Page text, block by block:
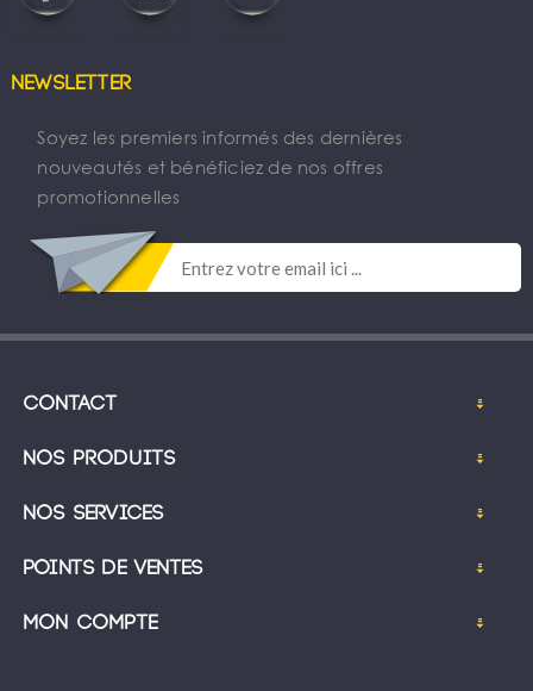
Newsletter
Soyez les premiers informés des dernières
nouveautés et bénéficiez de nos offres
promotionnelles
Contact
Nos produits
Nos services
Points de ventes
Mon compte